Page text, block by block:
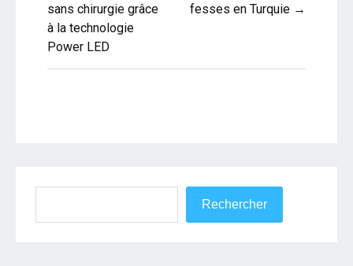
de
l’article
sans chirurgie grâce
à la technologie
Power LED
fesses en Turquie →
Rechercher